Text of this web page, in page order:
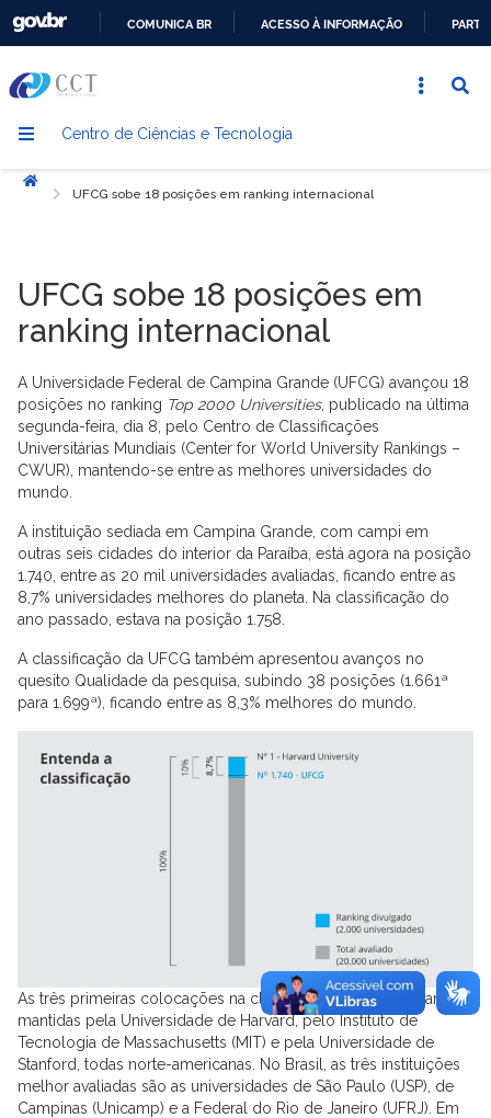
CONTEÚDO
COMUNICA BR ACESSO À INFORMAÇÃO
Centro de Ciências e Tecnologia
Início
UFCG sobe 18 posições em ranking internacional
UFCG sobe 18 posições em
ranking internacional
A Universidade Federal de Campina Grande (UFCG) avançou 18
posições no ranking Top 2000 Universities, publicado na última
segunda-feira, dia 8, pelo Centro de Classificações
Universitárias Mundiais (Center for World University Rankings –
CWUR), mantendo-se entre as melhores universidades do
mundo.
A instituição sediada em Campina Grande, com campi em
outras seis cidades do interior da Paraíba, está agora na posição
1.740, entre as 20 mil universidades avaliadas, ficando entre as
8,7% universidades melhores do planeta. Na classificação do
ano passado, estava na posição 1.758.
A classificação da UFCG também apresentou avanços no
quesito Qualidade da pesquisa, subindo 38 posições (1.661ª
para 1.699ª), ficando entre as 8,3% melhores do mundo.
As três primeiras colocações na classificação mundial foram
mantidas pela Universidade de Harvard, pelo Instituto de
Tecnologia de Massachusetts (MIT) e pela Universidade de
Stanford, todas norte-americanas. No Brasil, as três instituições
melhor avaliadas são as universidades de São Paulo (USP), de
Campinas (Unicamp) e a Federal do Rio de Janeiro (UFRJ). Em